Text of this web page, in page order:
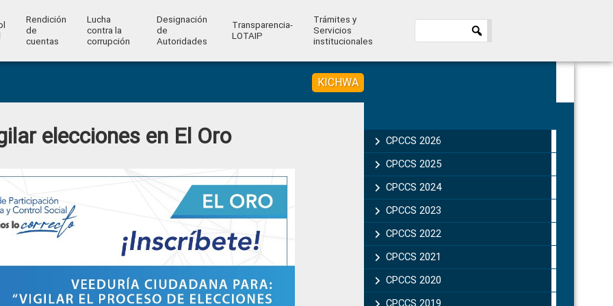
Rendición
de
cuentas
Lucha
contra la
corrupción
Designación
de
Autoridades
Transparencia-
LOTAIP
Trámites y
Servicios
institucionales
KICHWA
elecciones en El Oro
Sidebar
CPCCS 2026
CPCCS 2025
CPCCS 2024
CPCCS 2023
CPCCS 2022
CPCCS 2021
CPCCS 2020
CPCCS 2019 .